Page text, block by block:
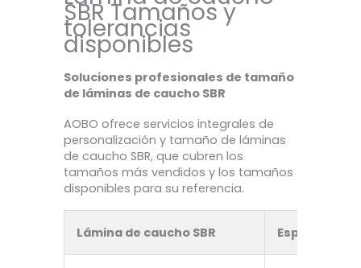
SBR Tamaños y
tolerancias
disponibles
Soluciones profesionales de tamaño
de láminas de caucho SBR
AOBO ofrece servicios integrales de
personalización y tamaño de láminas
de caucho SBR, que cubren los
tamaños más vendidos y los tamaños
disponibles para su referencia.
Lámina de caucho SBR Espesor